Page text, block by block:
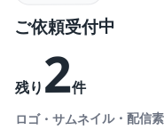
ご依頼受付中
残り 2件
ロゴ・サムネイル・配信